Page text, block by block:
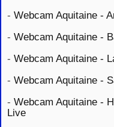
- Webcam Aquitaine -
- Webcam Aquitaine -
- Webcam Aquitaine -
- Webcam Aquitaine -
- Webcam Aquitaine -
Live